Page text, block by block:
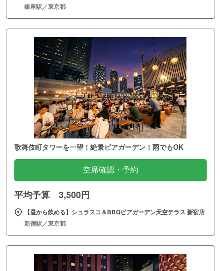
銀座駅／東京都
歌舞伎町タワーを一望！絶景ビアガーデン！雨でもOK
空席確認・予約
平均予算 3,500円
【昼から飲める】シュラスコ＆BBQビアガーデン天空テラス 新宿店
新宿駅／東京都